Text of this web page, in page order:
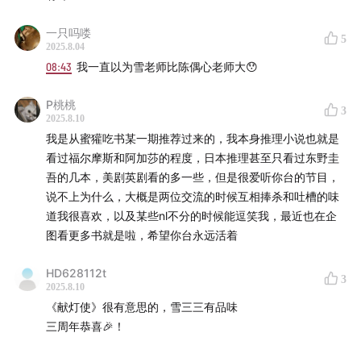
一只吗喽
2025.8.04
5
08:43 我一直以为雪老师比陈偶心老师大😯
P桃桃
2025.8.10
3
我是从蜜獾吃书某一期推荐过来的，我本身推理小说也就是
看过福尔摩斯和阿加莎的程度，日本推理甚至只看过东野圭
吾的几本，美剧英剧看的多一些，但是很爱听你台的节目，
说不上为什么，大概是两位交流的时候互相捧杀和吐槽的味
道我很喜欢，以及某些nl不分的时候能逗笑我，最近也在企
图看更多书就是啦，希望你台永远活着
HD628112t
2025.8.10
3
《献灯使》很有意思的，雪三三有品味
三周年恭喜🎉！